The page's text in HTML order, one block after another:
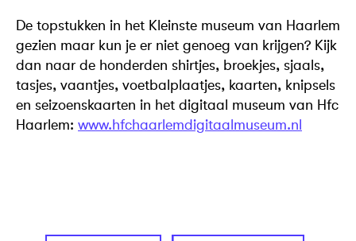
De topstukken in het Kleinste museum van Haarlem
gezien maar kun je er niet genoeg van krijgen? Kijk
dan naar de honderden shirtjes, broekjes, sjaals,
tasjes, vaantjes, voetbalplaatjes, kaarten, knipsels
en seizoenskaarten in het digitaal museum van Hfc
Haarlem: www.hfchaarlemdigitaalmuseum.nl